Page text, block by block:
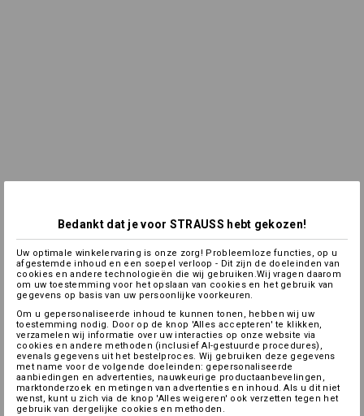
Bedankt dat je voor STRAUSS hebt gekozen!
Uw optimale winkelervaring is onze zorg! Probleemloze functies, op u
afgestemde inhoud en een soepel verloop - Dit zijn de doeleinden van
cookies en andere technologieën die wij gebruiken.Wij vragen daarom
om uw toestemming voor het opslaan van cookies en het gebruik van
gegevens op basis van uw persoonlijke voorkeuren.
Om u gepersonaliseerde inhoud te kunnen tonen, hebben wij uw
toestemming nodig. Door op de knop 'Alles accepteren' te klikken,
verzamelen wij informatie over uw interacties op onze website via
cookies en andere methoden (inclusief AI-gestuurde procedures),
evenals gegevens uit het bestelproces. Wij gebruiken deze gegevens
met name voor de volgende doeleinden: gepersonaliseerde
aanbiedingen en advertenties, nauwkeurige productaanbevelingen,
marktonderzoek en metingen van advertenties en inhoud. Als u dit niet
wenst, kunt u zich via de knop 'Alles weigeren' ook verzetten tegen het
gebruik van dergelijke cookies en methoden.